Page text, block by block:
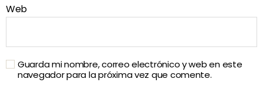
Web
Guarda mi nombre, correo electrónico y web en este
navegador para la próxima vez que comente.